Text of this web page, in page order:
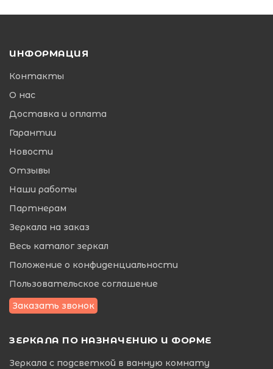
ИНФОРМАЦИЯ
Контакты
О нас
Доставка и оплата
Гарантии
Новости
Отзывы
Наши работы
Партнерам
Зеркала на заказ
Весь каталог зеркал
Положение о конфиденциальности
Пользовательское соглашение
Заказать звонок
ЗЕРКАЛА ПО НАЗНАЧЕНИЮ И ФОРМЕ
Зеркала с подсветкой в ванную комнату